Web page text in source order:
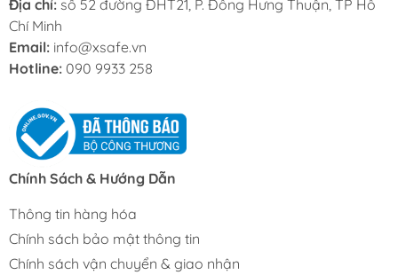
Địa chỉ: số 52 đường ĐHT21, P. Đông Hưng Thuận, TP Hồ
Chí Minh
Email: info@xsafe.vn
Hotline: 090 9933 258
Chính Sách & Hướng Dẫn
Thông tin hàng hóa
Chính sách bảo mật thông tin
Chính sách vận chuyển & giao nhận